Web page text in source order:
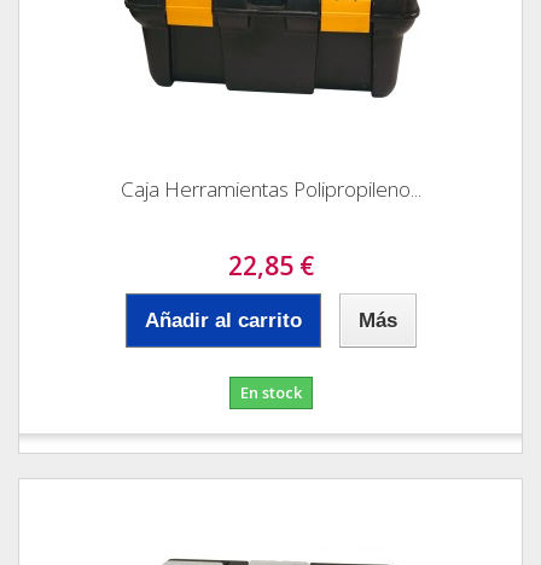
Caja Herramientas Polipropileno...
22,85 €
Añadir al carrito Más
En stock